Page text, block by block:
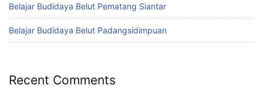
Belajar Budidaya Belut Pematang Siantar
Belajar Budidaya Belut Padangsidimpuan
Recent Comments